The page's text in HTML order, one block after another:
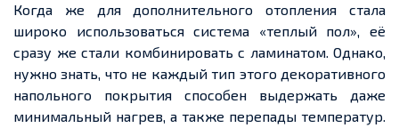
Когда же для дополнительного отопления стала
широко использоваться система «теплыйпол», её
сразу же стали комбинировать с ламинатом. Однако,
нужно знать, что не каждый тип этого декоративного
напольного покрытия способен выдержать даже
минимальный нагрев, а также перепады температур.